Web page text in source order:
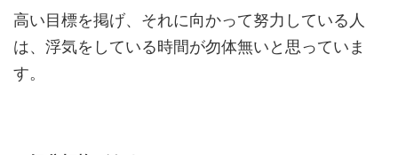
高い目標を掲げ、それに向かって努力している人
は、浮気をしている時間が勿体無いと思っていま
す。